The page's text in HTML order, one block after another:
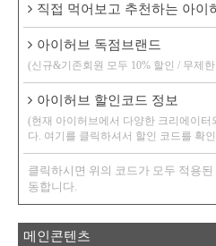
직접 먹어보고 추천하는 아이
아이허브 독점브랜드
(신규&기존회원 모두 10% 할인 / 무제
아이허브 할인코드 정보
(현재 아이허브에서 다양한 크리에이터
다. 여기를 클릭하셔서 할인 코드를 확
클릭하시면 위의 코드가 모두 적용
동합니다.
메인콘텐츠